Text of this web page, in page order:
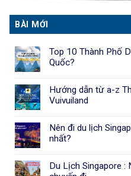
BÀI MỚI
Top 10 Thành Phố
Quốc?
Hướng dẫn từ a-z
Vuivuiland
Nên đi du lịch
nhất?
Du Lịch Singapore